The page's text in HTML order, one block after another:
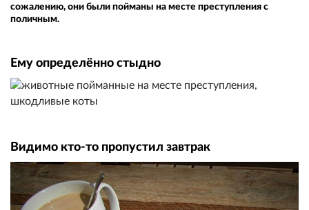
сожалению, они были пойманы на месте преступления с
поличным.
Ему определённо стыдно
Видимо кто-то пропустил завтрак